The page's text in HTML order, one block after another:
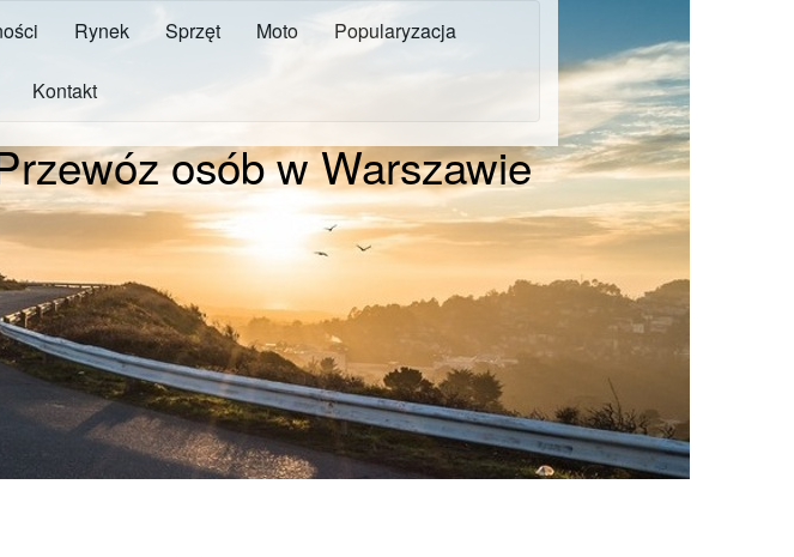
Rynek Sprzęt Moto Popularyzacja
Kontakt
osób w Warszawie